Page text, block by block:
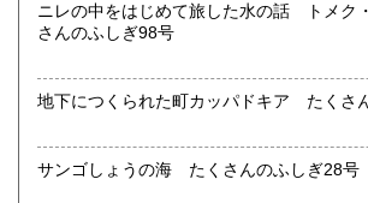
ニレの中をはじめて旅した水の話 トメク
さんのふしぎ98号
地下につくられた町カッパドキア たくさ
サンゴしょうの海 たくさんのふしぎ28号